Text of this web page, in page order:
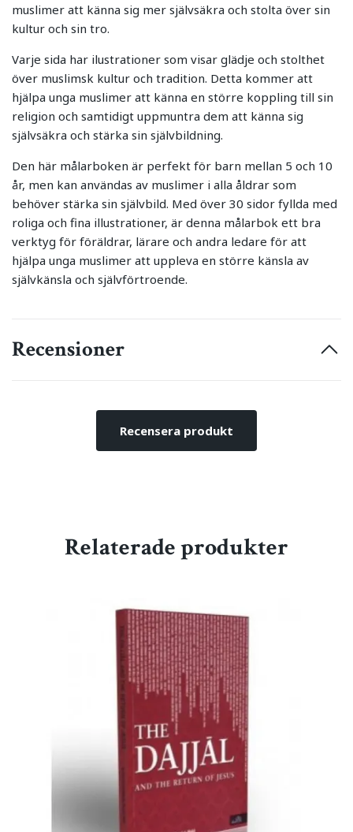
muslimer att känna sig mer självsäkra och stolta över sin
kultur och sin tro.
Varje sida har ilustrationer som visar glädje och stolthet
över muslimsk kultur och tradition. Detta kommer att
hjälpa unga muslimer att känna en större koppling till sin
religion och samtidigt uppmuntra dem att känna sig
självsäkra och stärka sin självbildning.
Den här målarboken är perfekt för barn mellan 5 och 10
år, men kan användas av muslimer i alla åldrar som
behöver stärka sin självbild. Med över 30 sidor fyllda med
roliga och fina illustrationer, är denna målarbok ett bra
verktyg för föräldrar, lärare och andra ledare för att
hjälpa unga muslimer att uppleva en större känsla av
självkänsla och självförtroende.
Recensioner
Recensera produkt
Relaterade produkter